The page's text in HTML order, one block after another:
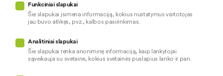
Privatumo politika
Naudojami slapukai
Pinigų plovimo prevencija
Skundų nagrinėjimas
Funkciniai slapukai
Šie slapukai įsimena informaciją, kokius nustatymus vartotojas
jau buvo atlikęs, pvz., kalbos pasirinkimas.
Analitiniai slapukai
Šie slapukai renka anoniminę informaciją, kaip lankytojai
sąveikauja su svetaine, kokius svetainės puslapius lanko ir pan.